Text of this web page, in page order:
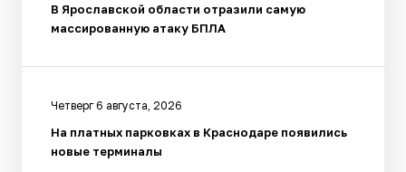
В Ярославской области отразили самую
массированную атаку БПЛА
Четверг 6 августа, 2026
На платных парковках в Краснодаре появились
новые терминалы